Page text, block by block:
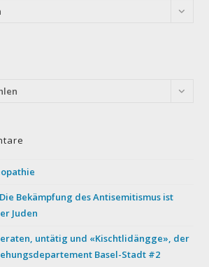
Die Bekämpfung des Antisemitismus ist
Juden
untätig und «Kischtlidängge», der
Basel-Stadt #2